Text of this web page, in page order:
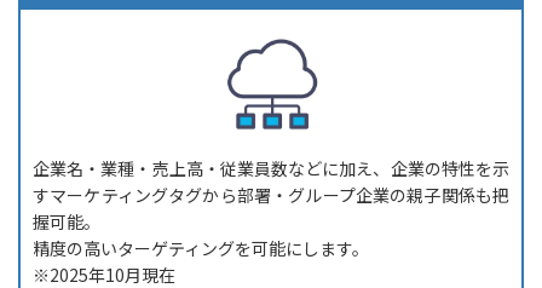
企業名・業種・売上高・従業員数などに加え、企業の特性を示
すマーケティングタグから部署・グループ企業の親子関係も把
握可能。
精度の高いターゲティングを可能にします。
※2025年10月現在